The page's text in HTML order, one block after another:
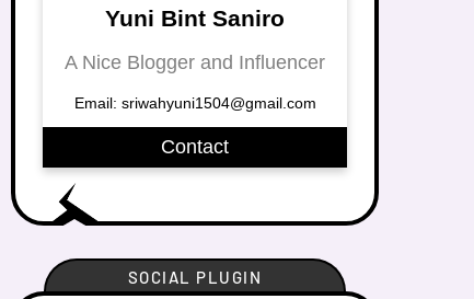
Yuni Bint Saniro
A Nice Blogger and Influencer
Email: sriwahyuni1504@gmail.com
Contact
SOCIAL PLUGIN